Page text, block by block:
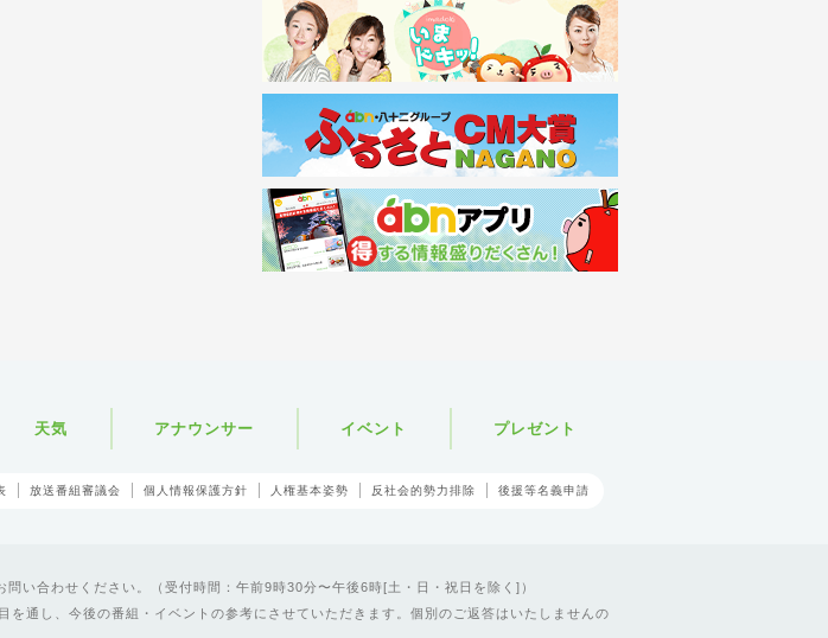
天気 アナウンサー イベント プレゼント
放送番組審議会 個人情報保護方針 人権基本姿勢 反社会的勢力排除 後援等名義申請
い合わせください。（受付時間：午前9時30分〜午後6時[土・日・祝日を除く]）
を通し、今後の番組・イベントの参考にさせていただきます。個別のご返答はいたしませんの